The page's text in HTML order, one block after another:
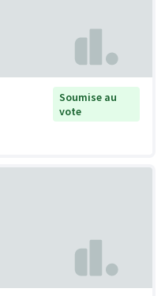
Soumise au
vote